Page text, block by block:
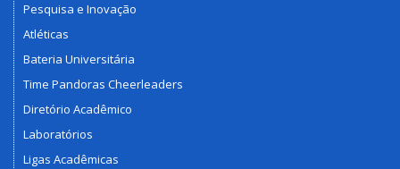
Pesquisa e Inovação
Atléticas
Bateria Universitária
Time Pandoras Cheerleaders
Diretório Acadêmico
Laboratórios
Ligas Acadêmicas